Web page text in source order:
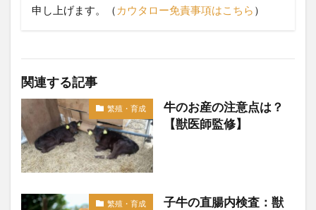
申し上げます。（ カウタロー免責事項はこちら ）
関連する記事
繁殖・育成
牛のお産の注意点は？
【獣医師監修】
繁殖・育成
子牛の直腸内検査：獣